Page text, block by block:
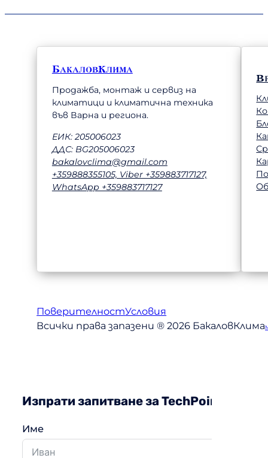
БакаловКлима
Продажба, монтаж и сервиз на
климатици и климатична техника
във Варна и региона.
ЕИК: 205006023
ДДС: BG205006023
bakalovclima@gmail.com
+359888355105, Viber +359883717127,
WhatsApp +359883717127
ПоверителностУсловия
Всички права запазени ® 2026 БакаловКлима
Изпрати запитване за TechPoint TCP
Име